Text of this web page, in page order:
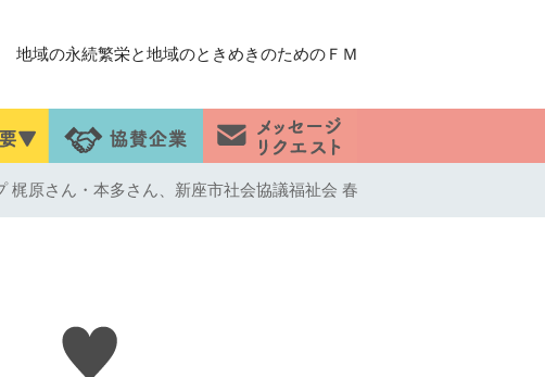
地域の永続繁栄と地域のときめきのためのＦＭ
梶原さん・本多さん、新座市社会協議福祉会 春